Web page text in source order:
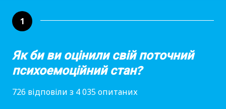
1
Як би ви оцінили свій поточний
психоемоційний стан?
726 відповіли з 4 035 опитаних